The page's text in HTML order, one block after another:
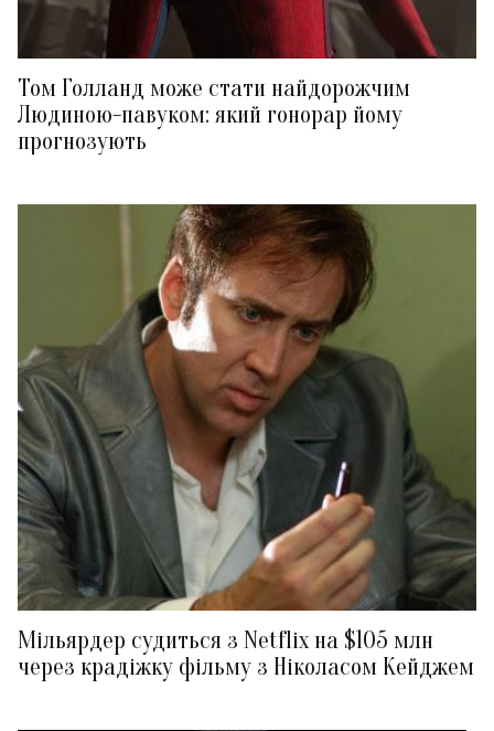
Том Голланд може стати найдорожчим
Людиною-павуком: який гонорар йому
прогнозують
Мільярдер судиться з Netflix на $105 млн
через крадіжку фільму з Ніколасом Кейджем